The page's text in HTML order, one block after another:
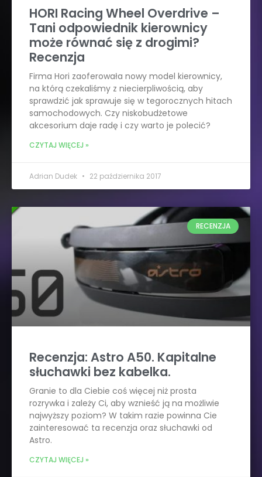
HORI Racing Wheel Overdrive –
Tani odpowiednik kierownicy
może równać się z drogimi?
Recenzja
Firma Hori zaoferowała nowy model kierownicy,
na którą czekaliśmy z niecierpliwością, aby
sprawdzić jak sprawuje się w tegorocznych hitach
samochodowych. Czy niskobudżetowe
akcesorium daje radę i czy warto je polecić?
CZYTAJ WIĘCEJ »
Adrian Dudek 22 października 2017
RECENZJA
Recenzja: Astro A50. Kapitalne
słuchawki bez kabelka.
Granie to dla Ciebie coś więcej niż prosta
rozrywka i zależy Ci, aby wznieść ją na możliwie
najwyższy poziom? W takim razie powinna Cie
zainteresować ta recenzja oraz słuchawki od
Astro.
CZYTAJ WIĘCEJ »